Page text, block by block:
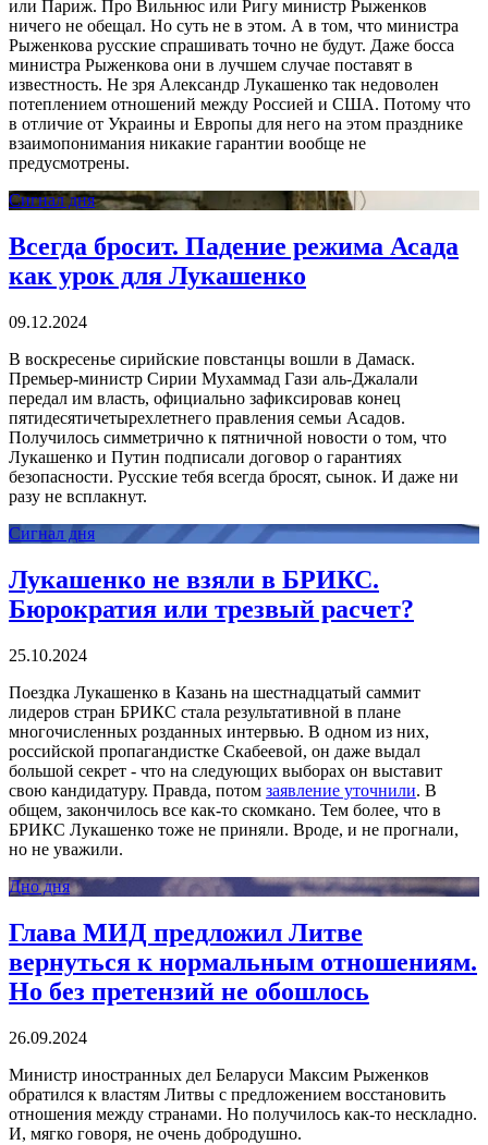
или Париж. Про Вильнюс или Ригу министр Рыженков
ничего не обещал. Но суть не в этом. А в том, что министра
Рыженкова русские спрашивать точно не будут. Даже босса
министра Рыженкова они в лучшем случае поставят в
известность. Не зря Александр Лукашенко так недоволен
потеплением отношений между Россией и США. Потому что
в отличие от Украины и Европы для него на этом празднике
взаимопонимания никакие гарантии вообще не
предусмотрены.
Сигнал дня
Всегда бросит. Падение режима Асада
как урок для Лукашенко
09.12.2024
В воскресенье сирийские повстанцы вошли в Дамаск.
Премьер-министр Сирии Мухаммад Гази аль-Джалали
передал им власть, официально зафиксировав конец
пятидесятичетырехлетнего правления семьи Асадов.
Получилось симметрично к пятничной новости о том, что
Лукашенко и Путин подписали договор о гарантиях
безопасности. Русские тебя всегда бросят, сынок. И даже ни
разу не всплакнут.
Сигнал дня
Лукашенко не взяли в БРИКС.
Бюрократия или трезвый расчет?
25.10.2024
Поездка Лукашенко в Казань на шестнадцатый саммит
лидеров стран БРИКС стала результативной в плане
многочисленных розданных интервью. В одном из них,
российской пропагандистке Скабеевой, он даже выдал
большой секрет - что на следующих выборах он выставит
свою кандидатуру. Правда, потом заявление уточнили. В
общем, закончилось все как-то скомкано. Тем более, что в
БРИКС Лукашенко тоже не приняли. Вроде, и не прогнали,
но не уважили.
Дно дня
Глава МИД предложил Литве
вернуться к нормальным отношениям.
Но без претензий не обошлось
26.09.2024
Министр иностранных дел Беларуси Максим Рыженков
обратился к властям Литвы с предложением восстановить
отношения между странами. Но получилось как-то нескладно.
И, мягко говоря, не очень добродушно.